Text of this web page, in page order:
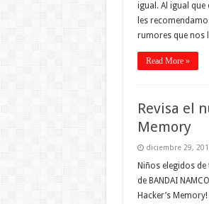
igual. Al igual
les
rumores que nos
Read More »
Revisa el
Memory
diciembre 29,
Niños elegidos
de BANDAI
Hacker’s